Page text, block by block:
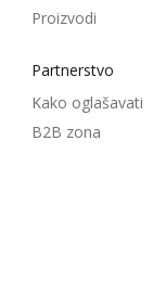
Proizvodi
Partnerstvo
Kako oglašavati
B2B zona